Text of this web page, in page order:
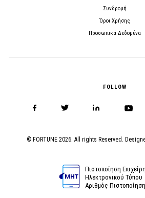
Συνδρομή
Όροι Χρήσης
Προσωπικά Δεδομένα
FOLLOW
© FORTUNE 2026. All rights Reserved.
Πιστοποίηση
Ηλεκτρονικού Τύπου
Αριθμός